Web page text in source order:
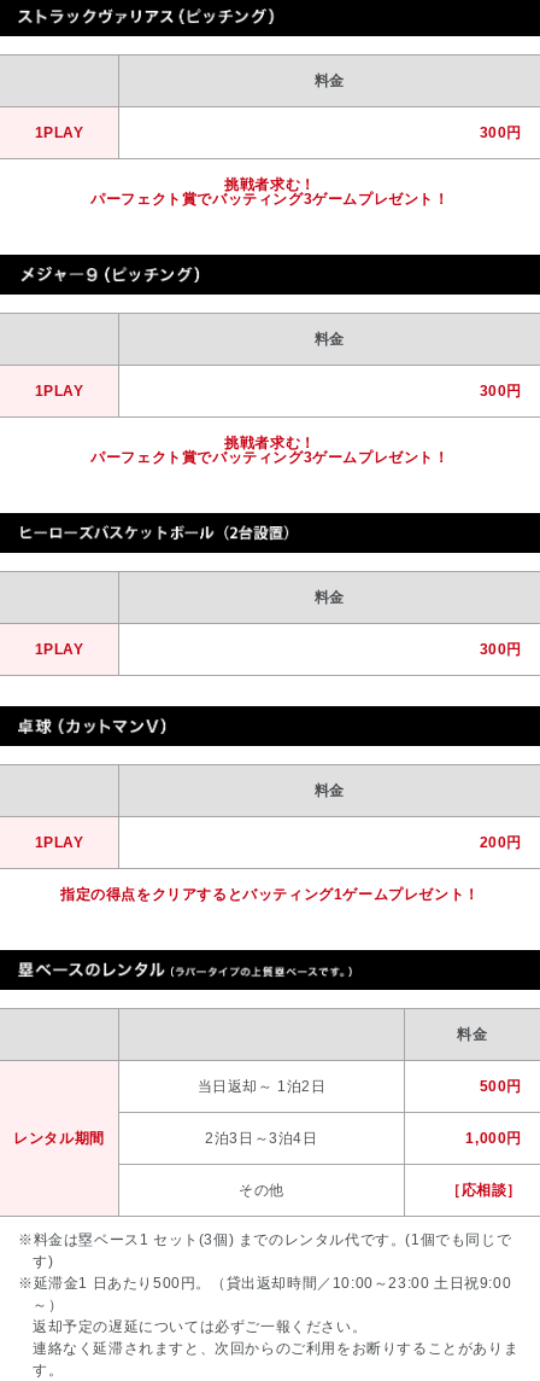
料金
1PLAY 300円
挑戦者求む！
パーフェクト賞でバッティング3ゲームプレゼント！
料金
1PLAY 300円
挑戦者求む！
パーフェクト賞でバッティング3ゲームプレゼント！
料金
1PLAY 300円
料金
1PLAY 200円
指定の得点をクリアするとバッティング1ゲームプレゼント！
料金
レンタル期間
当日返却～ 1泊2日 500円
2泊3日～3泊4日 1,000円
その他 ［応相談］
※料金は塁ベース1 セット(3個) までのレンタル代です。(1個でも同じで
す)
※延滞金1 日あたり500円。（貸出返却時間／10:00～23:00 土日祝9:00
～）
返却予定の遅延については必ずご一報ください。
連絡なく延滞されますと、次回からのご利用をお断りすることがありま
す。